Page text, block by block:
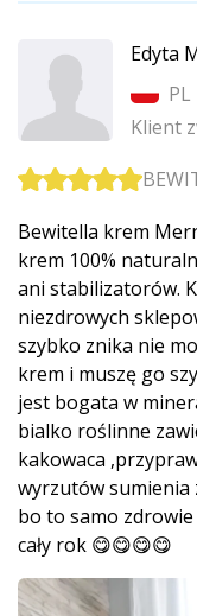
Edyta
PL
Klient
Bewitella krem
krem 100%
ani stabilizatorów.
niezdrowych
szybko znika nie
krem i muszę go
jest bogata w
bialko roślinne
kakowaca
wyrzutów sumienia
bo to samo zdrowie
cały rok 😋😋😋😋